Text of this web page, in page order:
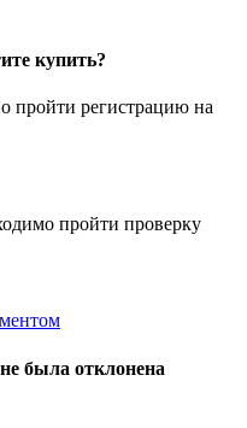
купить?
пройти регистрацию на
пройти проверку
была отклонена